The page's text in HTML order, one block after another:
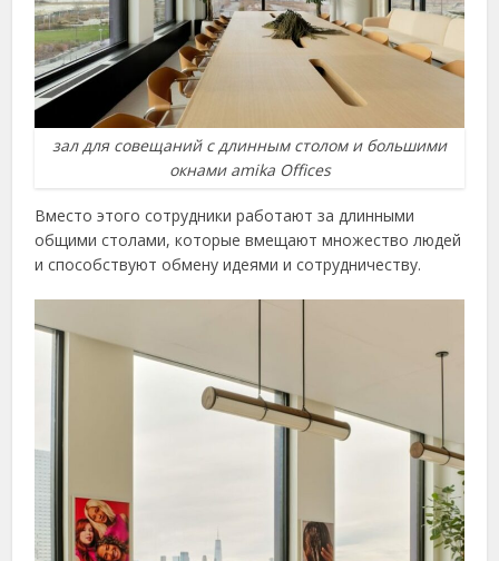
зал для совещаний с длинным столом и большими
окнами amika Offices
Вместо этого сотрудники работают за длинными
общими столами, которые вмещают множество людей
и способствуют обмену идеями и сотрудничеству.